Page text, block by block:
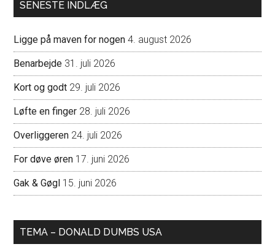
SENESTE INDLÆG
Ligge på maven for nogen 4. august 2026
Benarbejde 31. juli 2026
Kort og godt 29. juli 2026
Løfte en finger 28. juli 2026
Overliggeren 24. juli 2026
For døve øren 17. juni 2026
Gak & Gøgl 15. juni 2026
TEMA – DONALD DUMBS USA